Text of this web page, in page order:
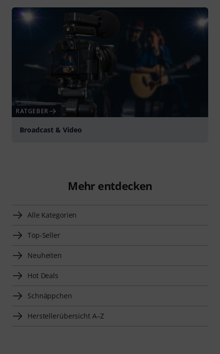
RATGEBER
Broadcast & Video
Mehr entdecken
Alle Kategorien
Top-Seller
Neuheiten
Hot Deals
Schnäppchen
Herstellerübersicht A–Z